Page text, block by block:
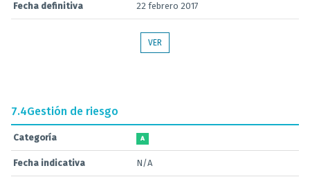
Fecha definitiva 22 febrero 2017
VER
7.4Gestión de riesgo
Categoría A
Fecha indicativa N/A